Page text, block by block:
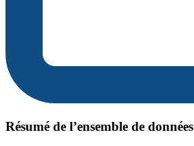
Résumé de l’ensemble de données